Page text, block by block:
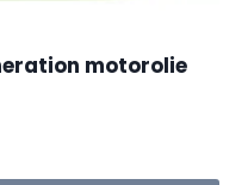
motorolie